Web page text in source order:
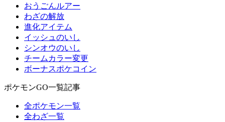
おうごんルアー
わざの解放
進化アイテム
イッシュのいし
シンオウのいし
チームカラー変更
ボーナスポケコイン
ポケモンGO一覧記事
全ポケモン一覧
全わざ一覧